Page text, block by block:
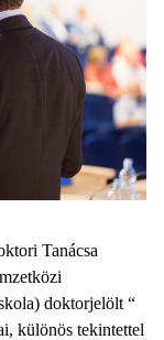
Tanácsa
doktorjelölt “
különös tekintettel